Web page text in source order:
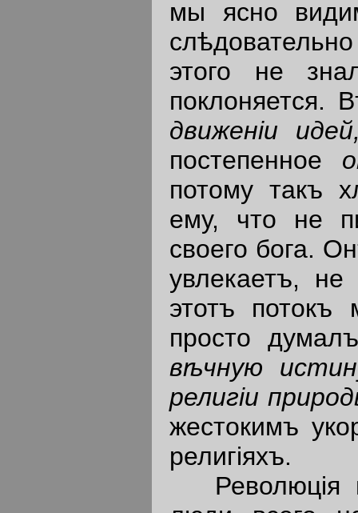
мы ясно
этого не
поклоняется.
движенiи идей
постепенное
потому такъ
ему, что не
своего бога.
увлекаетъ, не
этотъ потокъ
просто
вѣчную
религiи
жестокимъ
религiяхъ.
Революцiя